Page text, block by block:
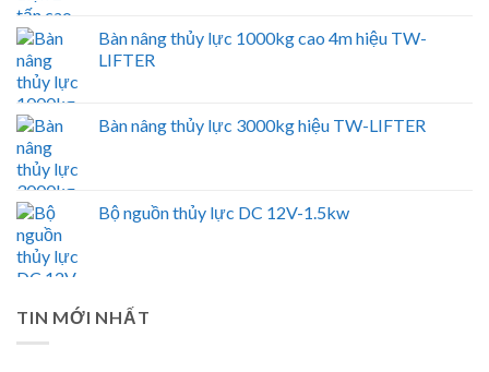
Bàn nâng thủy lực 1000kg cao 4m hiệu TW-
LIFTER
Bàn nâng thủy lực 3000kg hiệu TW-LIFTER
Bộ nguồn thủy lực DC 12V-1.5kw
TIN MỚI NHẤT